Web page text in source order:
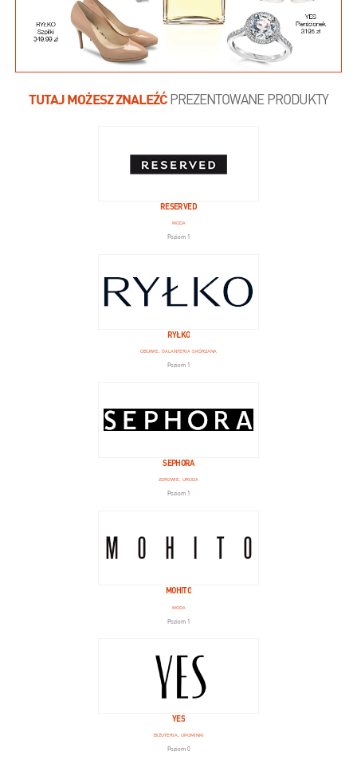
TUTAJ MOŻESZ ZNALEŹĆPREZENTOWANE PRODUKTY
RESERVED
MODA
Poziom 1
RYŁKO
OBUWIE, GALANTERIA SKÓRZANA
Poziom 1
SEPHORA
ZDROWIE, URODA
Poziom 1
MOHITO
MODA
Poziom 1
YES
BIŻUTERIA, UPOMINKI
Poziom 0